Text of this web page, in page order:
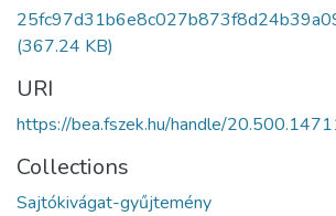
(367.24 KB)
URI
https://bea.fszek.hu/handle/
Collections
Sajtókivágat-gyűjtemény